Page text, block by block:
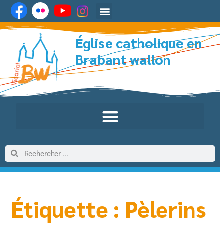
Église catholique en
Brabant wallon
Étiquette : Pèlerins